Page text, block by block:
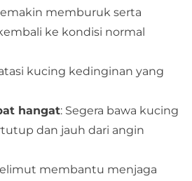
memburuk serta
ke kondisi normal
kucing kedinginan yang
hangat: Segera bawa kucing
dan jauh dari angin
membantu menjaga